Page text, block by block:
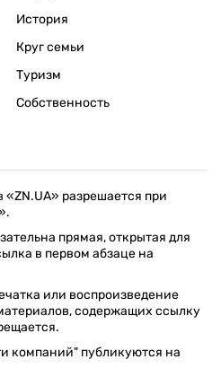
История
Круг семьи
Туризм
Собственность
разрешается при
прямая, открытая для
в первом абзаце на
или воспроизведение
содержащих ссылку
компаний" публикуются на